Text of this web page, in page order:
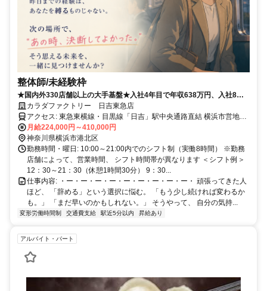
整体師/未経験枠
★国内外330店舗以上の大手基盤★入社4年目で年収638万円、入社8年
目で年収923万円の実績あり！
カラダファクトリー 日吉東急店
アクセス: 東急東横線・目黒線「日吉」駅中央通路直結 横浜市営地下
鉄グリーンライン「日吉」駅中央通路直結
月給224,000円～410,000円
神奈川県横浜市港北区
勤務時間・曜日: 10:00～21:00内でのシフト制（実働8時間） ※勤務
店舗によって、営業時間、 シフト時間帯が異なります ＜シフト例＞
12：30～21：30（休憩1時間30分） 9：30...
仕事内容: ・ー・ー・ー・ー・ー・ー・ー・ー・ー・ 頑張ってきた人
ほど、 「辞める」という選択に悩む。 「もう少し続ければ変わるか
も。」 「まだ早いのかもしれない。」 そうやって、 自分の気持...
変形労働時間制 交通費支給 駅近5分以内 昇給あり
アルバイト・パート